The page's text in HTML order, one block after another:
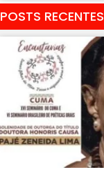
POSTS RECENTES